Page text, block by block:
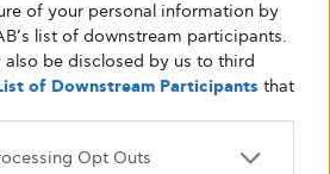
of your personal information by
list of downstream participants.
be disclosed by us to third
of Downstream Participants that
Opt Outs